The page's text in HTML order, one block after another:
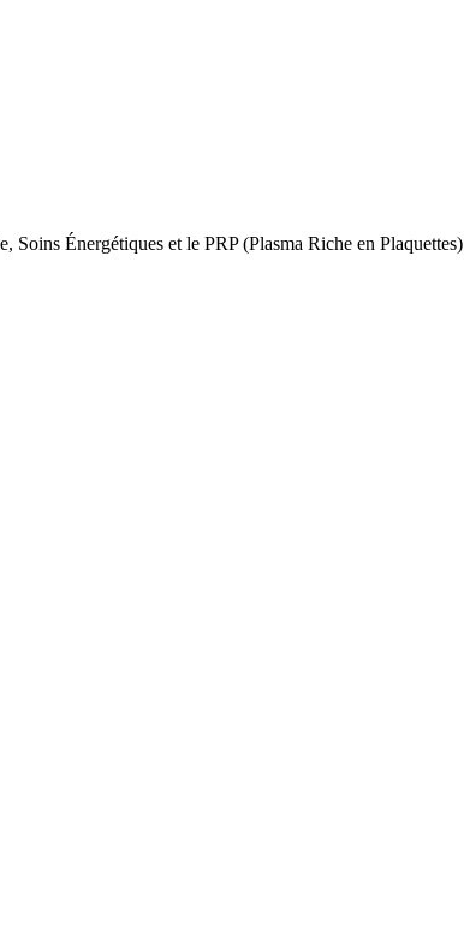
Énergétiques et le PRP (Plasma Riche en Plaquettes)